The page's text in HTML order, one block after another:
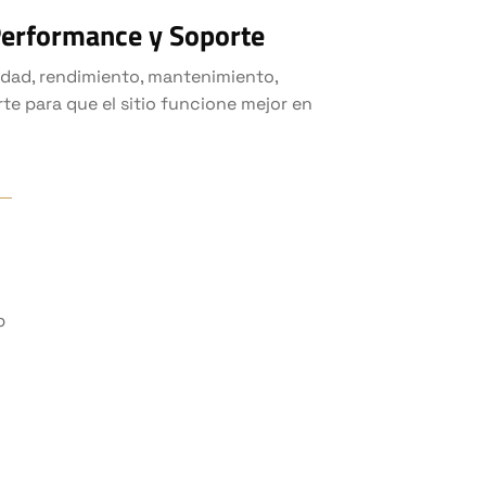
y Soporte
rendimiento, mantenimiento,
para que el sitio funcione mejor en